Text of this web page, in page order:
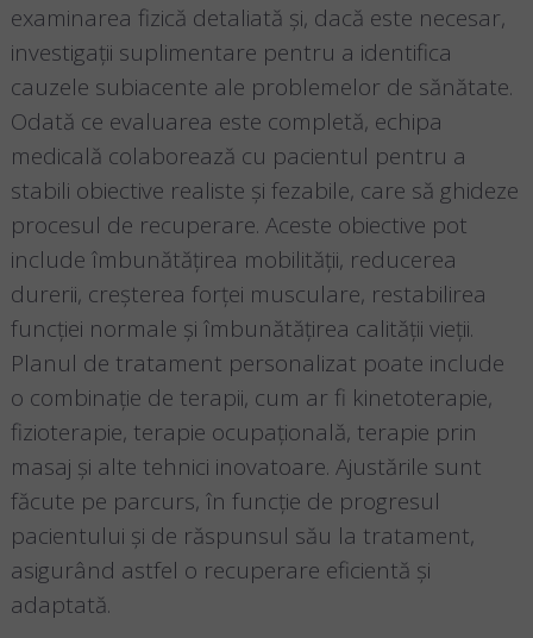
examinarea fizică detaliată și, dacă este necesar,
investigații suplimentare pentru a identifica
cauzele subiacente ale problemelor de sănătate.
Odată ce evaluarea este completă, echipa
medicală colaborează cu pacientul pentru a
stabili obiective realiste și fezabile, care să ghideze
procesul de recuperare. Aceste obiective pot
include îmbunătățirea mobilității, reducerea
durerii, creșterea forței musculare, restabilirea
funcției normale și îmbunătățirea calității vieții.
Planul de tratament personalizat poate include
o combinație de terapii, cum ar fi kinetoterapie,
fizioterapie, terapie ocupațională, terapie prin
masaj și alte tehnici inovatoare. Ajustările sunt
făcute pe parcurs, în funcție de progresul
pacientului și de răspunsul său la tratament,
asigurând astfel o recuperare eficientă și
adaptată.